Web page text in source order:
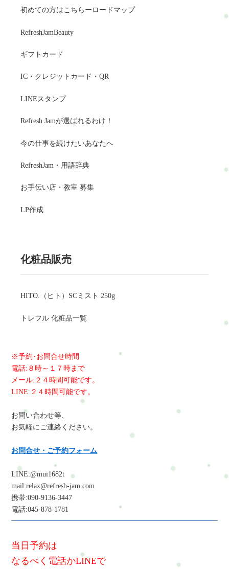
初めての方はこちらーロードマップ
RefreshJamBeauty
ギフトカード
IC・クレジットカード・QR
LINEスタンプ
Refresh Jamが選ばれるわけ！
今の仕事を続けたいあなたへ
RefreshJam・用語辞典
お手伝い店・教室 募集
LP作成
化粧品販売
HITO.（ヒト）SCミスト 250g
トレフル 化粧品一覧
※予約･お問合せ時間
電話:８時～１７時まで
メール:２４時間可能です。
LINE:２４時間可能です。
お問い合わせ等、
お気軽にご連絡ください。
お問合せ・ご予約フォーム
LINE:@mui1682t
mail:relax@refresh-jam.com
携帯:090-9136-3447
電話:045-878-1781
当日予約は
なるべく電話かLINEで